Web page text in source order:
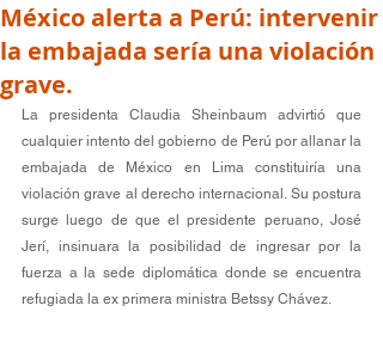
México alerta a Perú: intervenir
la embajada sería una violación
grave.
La presidenta Claudia Sheinbaum advirtió que
cualquier intento del gobierno de Perú por allanar la
embajada de México en Lima constituiría una
violación grave al derecho internacional. Su postura
surge luego de que el presidente peruano, José
Jerí, insinuara la posibilidad de ingresar por la
fuerza a la sede diplomática donde se encuentra
refugiada la ex primera ministra Betssy Chávez.